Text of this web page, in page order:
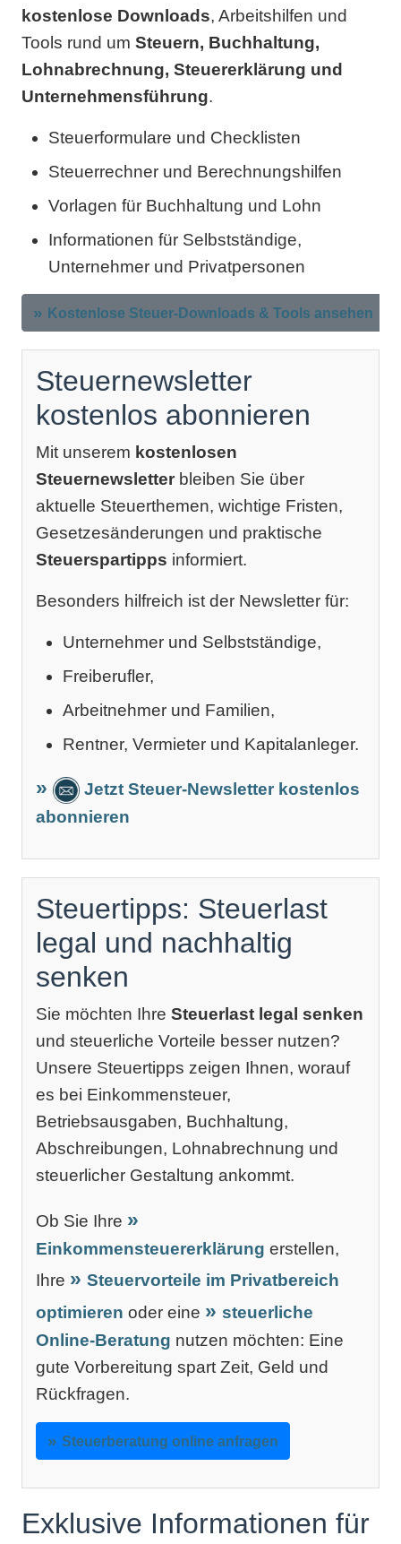
kostenlose Downloads, Arbeitshilfen und
Tools rund um Steuern, Buchhaltung,
Lohnabrechnung, Steuererklärung und
Unternehmensführung.
Steuerformulare und Checklisten
Steuerrechner und Berechnungshilfen
Vorlagen für Buchhaltung und Lohn
Informationen für Selbstständige,
Unternehmer und Privatpersonen
Kostenlose Steuer-Downloads & Tools ansehen
Steuernewsletter
kostenlos abonnieren
Mit unserem kostenlosen
Steuernewsletter bleiben Sie über
aktuelle Steuerthemen, wichtige Fristen,
Gesetzesänderungen und praktische
Steuerspartipps informiert.
Besonders hilfreich ist der Newsletter für:
Unternehmer und Selbstständige,
Freiberufler,
Arbeitnehmer und Familien,
Rentner, Vermieter und Kapitalanleger.
Jetzt Steuer-Newsletter kostenlos
abonnieren
Steuertipps: Steuerlast
legal und nachhaltig
senken
Sie möchten Ihre Steuerlast legal senken
und steuerliche Vorteile besser nutzen?
Unsere Steuertipps zeigen Ihnen, worauf
es bei Einkommensteuer,
Betriebsausgaben, Buchhaltung,
Abschreibungen, Lohnabrechnung und
steuerlicher Gestaltung ankommt.
Ob Sie Ihre
Einkommensteuererklärung erstellen,
Ihre
Steuervorteile im Privatbereich
optimieren oder eine
steuerliche
Online-Beratung nutzen möchten: Eine
gute Vorbereitung spart Zeit, Geld und
Rückfragen.
Steuerberatung online anfragen
Exklusive Informationen für